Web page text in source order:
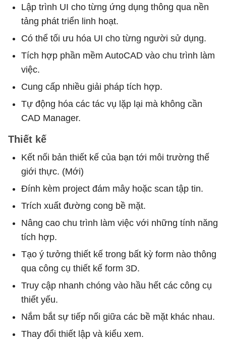
Lập trình UI cho từng ứng dụng thông qua nền
tảng phát triển linh hoạt.
Có thể tối ưu hóa UI cho từng người sử dụng.
Tích hợp phần mềm AutoCAD vào chu trình làm
việc.
Cung cấp nhiều giải pháp tích hợp.
Tự động hóa các tác vụ lặp lại mà không cần
CAD Manager.
Thiết kế
Kết nối bản thiết kế của bạn tới môi trường thế
giới thực. (Mới)
Đính kèm project đám mây hoặc scan tập tin.
Trích xuất đường cong bề mặt.
Nâng cao chu trình làm việc với những tính năng
tích hợp.
Tạo ý tưởng thiết kế trong bất kỳ form nào thông
qua công cụ thiết kế form 3D.
Truy cập nhanh chóng vào hầu hết các công cụ
thiết yếu.
Nắm bắt sự tiếp nối giữa các bề mặt khác nhau.
Thay đổi thiết lập và kiểu xem.